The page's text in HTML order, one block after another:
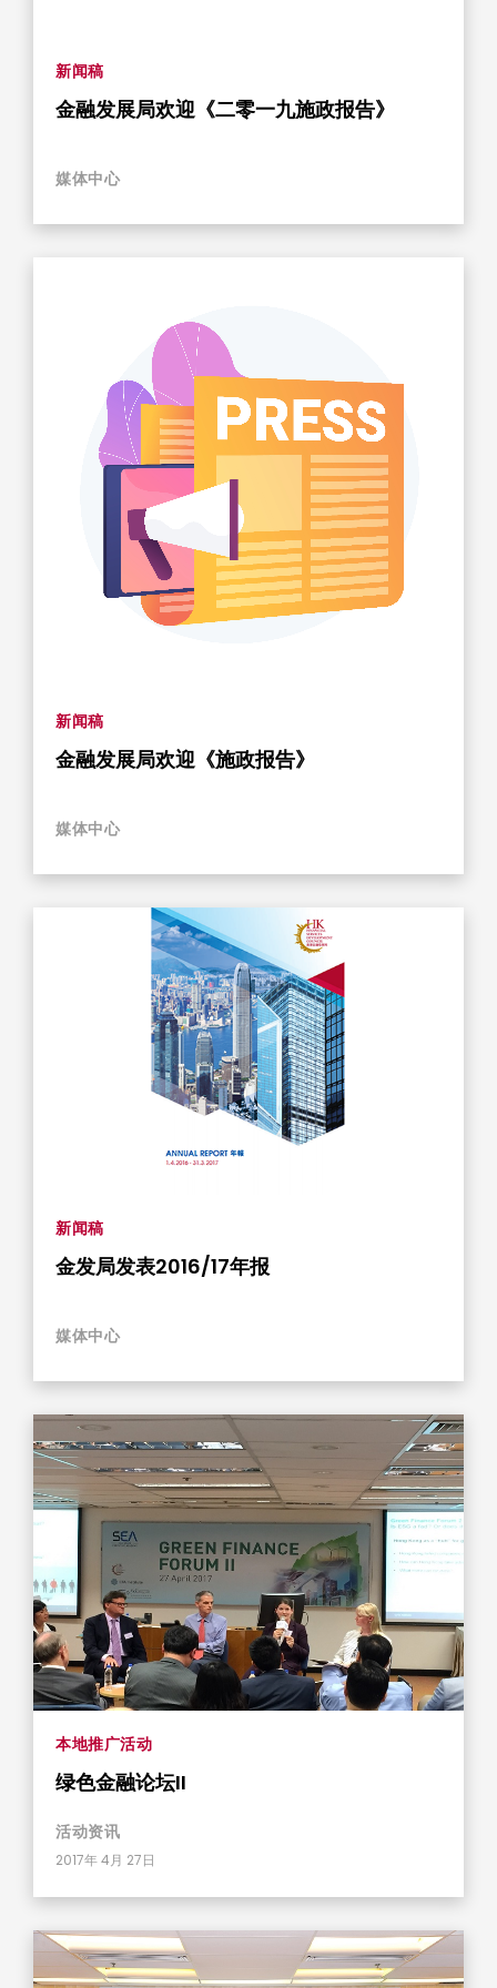
新闻稿
金融发展局欢迎《二零一九施政报告》
媒体中心
新闻稿
金融发展局欢迎《施政报告》
媒体中心
新闻稿
金发局发表2016/17年报
媒体中心
本地推广活动
绿色金融论坛II
活动资​​讯
2017年 4月 27日